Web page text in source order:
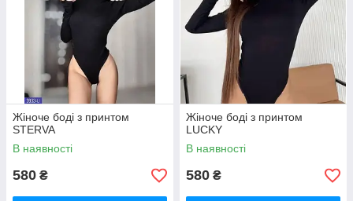
Жіноче боді з принтом
STERVA
В наявності
580 ₴
Жіноче боді з принтом
LUCKY
В наявності
580 ₴